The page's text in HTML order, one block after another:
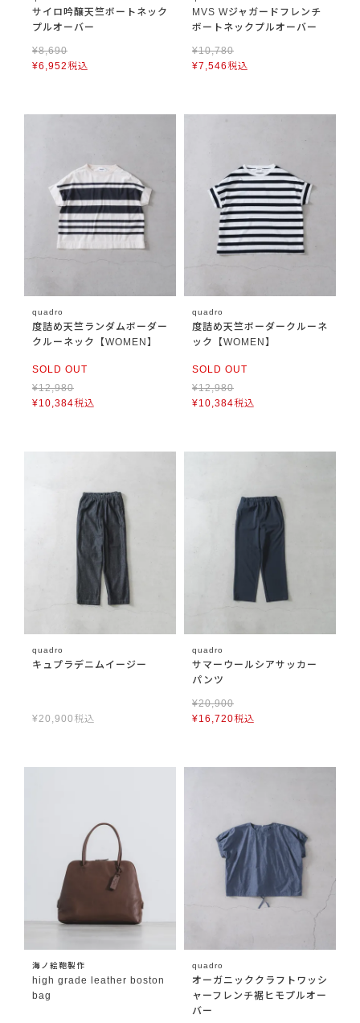
サイロ吟醸天竺ボートネック
プルオーバー
¥8,690
¥6,952税込
MVS Wジャガードフレンチ
ボートネックプルオーバー
¥10,780
¥7,546税込
quadro
度詰め天竺ランダムボーダー
クルーネック【WOMEN】
SOLD OUT
¥12,980
¥10,384税込
quadro
度詰め天竺ボーダークルーネ
ック【WOMEN】
SOLD OUT
¥12,980
¥10,384税込
quadro
キュプラデニムイージー
¥20,900 税込
quadro
サマーウールシアサッカー
パンツ
¥20,900
¥16,720税込
海ノ絵鞄製作
high grade leather boston
bag
quadro
オーガニッククラフトワッシ
ャーフレンチ裾ヒモプルオー
バー